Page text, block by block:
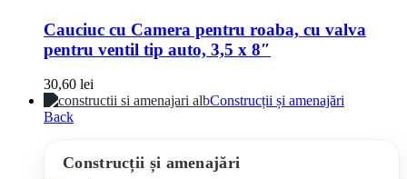
Cauciuc cu Camera pentru roaba, cu valva
pentru ventil tip auto, 3,5 x 8″
30,60 lei
Construcții și amenajări
Back
Construcții și amenajări